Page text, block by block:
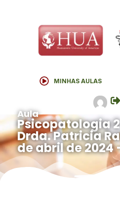
MINHAS AULAS
Aula
Psicopatologia
Drda. Patricia
de abril de 2024